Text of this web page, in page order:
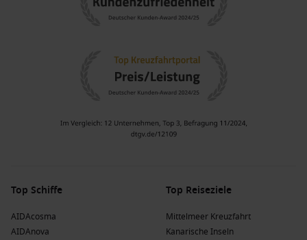
Top Schiffe
AIDAcosma
AIDAnova
Top Reiseziele
Mittelmeer Kreuzfahrt
Kanarische Inseln